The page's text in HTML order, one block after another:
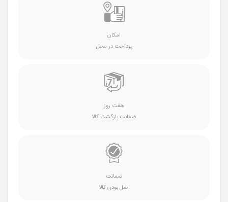
امکان
پرداخت در محل
هفت روز
ضمانت بازگشت کالا
ضمانت
اصل بودن کالا